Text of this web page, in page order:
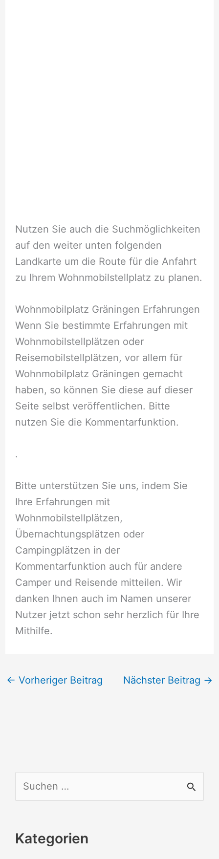
Nutzen Sie auch die Suchmöglichkeiten
auf den weiter unten folgenden
Landkarte um die Route für die Anfahrt
zu Ihrem Wohnmobilstellplatz zu planen.
Wohnmobilplatz Gräningen Erfahrungen
Wenn Sie bestimmte Erfahrungen mit
Wohnmobilstellplätzen oder
Reisemobilstellplätzen, vor allem für
Wohnmobilplatz Gräningen gemacht
haben, so können Sie diese auf dieser
Seite selbst veröffentlichen. Bitte
nutzen Sie die Kommentarfunktion.
.
Bitte unterstützen Sie uns, indem Sie
Ihre Erfahrungen mit
Wohnmobilstellplätzen,
Übernachtungsplätzen oder
Campingplätzen in der
Kommentarfunktion auch für andere
Camper und Reisende mitteilen. Wir
danken Ihnen auch im Namen unserer
Nutzer jetzt schon sehr herzlich für Ihre
Mithilfe.
← Vorheriger Beitrag Nächster Beitrag →
u
h
Kategorien